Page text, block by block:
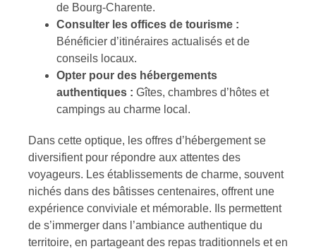
de Bourg-Charente.
Consulter les offices de tourisme :
Bénéficier d’itinéraires actualisés et de
conseils locaux.
Opter pour des hébergements
authentiques : Gîtes, chambres d’hôtes et
campings au charme local.
Dans cette optique, les offres d’hébergement se
diversifient pour répondre aux attentes des
voyageurs. Les établissements de charme, souvent
nichés dans des bâtisses centenaires, offrent une
expérience conviviale et mémorable. Ils permettent
de s’immerger dans l’ambiance authentique du
territoire, en partageant des repas traditionnels et en